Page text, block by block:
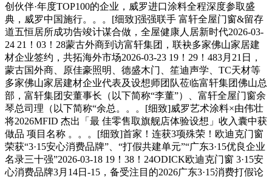
创伙伴·年度TOP100的企业，威罗进口涂料全程深度参取盛
典，威罗中国施行。。。[细致]强强联手 富轩全屋门窗&留存
道五恒居所成功告竣计谋合做，全屋健康人居新时代2026-03-
24 21！03！28蒙古外商到访富轩集团，联袂多家佛山家居建
材企业签约，共拓海外市场2026-03-23 19！29！483月21日，
蒙古国外商、原佳豪照明、德盛木门、笙迪声学、TC天材等
多家佛山家居建材企业代表及设想师团队莅临富轩集团佛山总
部，富轩集团安董事长（以下简称“李董”）、富轩全屋门窗余
琴总司理（以下简称“余总。。。[细致]威罗艺术涂料×由伟壮
将2026MFID 杰出「最 佳零售取旗舰店体验设想」收入囊中获
做品 项目名称 。。。[细致]首家！连获3项殊荣！欧迪克门窗
荣获“3·15安心消费品牌”、“打假共建单元”“广东3·15优良企业
名录三十强”2026-03-18 19！38！24ODICK欧迪克门窗 3·15安
心消费品牌3月14日-15，备受注目的2026广东3·15消费打假论